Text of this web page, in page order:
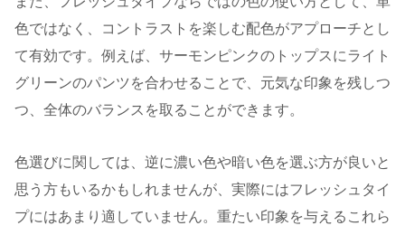
色ではなく、コントラストを楽しむ配色がアプローチとし
て有効です。例えば、サーモンピンクのトップスにライト
グリーンのパンツを合わせることで、元気な印象を残しつ
つ、全体のバランスを取ることができます。
色選びに関しては、逆に濃い色や暗い色を選ぶ方が良いと
思う方もいるかもしれませんが、実際にはフレッシュタイ
プにはあまり適していません。重たい印象を与えるこれら